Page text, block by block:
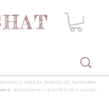
LA PRIMERA SEMANA DE SEPTIEMBRE
, devoluciones garantizadas y pago